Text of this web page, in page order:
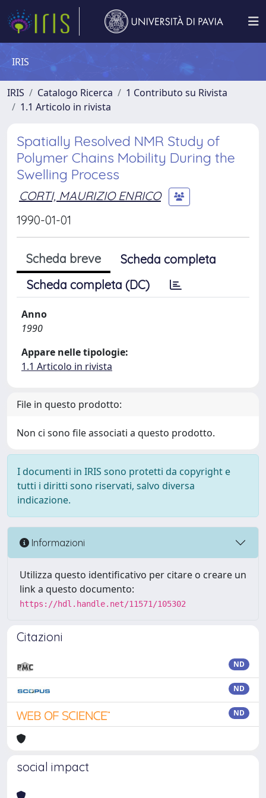
IRIS
IRIS Catalogo Ricerca
1 Contributo su Rivista
1.1 Articolo in rivista
Spatially Resolved NMR Study of
Polymer Chains Mobility During the
Swelling Process
CORTI, MAURIZIO ENRICO
1990-01-01
Scheda breve
Scheda completa
Scheda completa (DC)
Anno
1990
Appare nelle tipologie:
1.1 Articolo in rivista
File in questo prodotto:
Non ci sono file associati a questo prodotto.
I documenti in IRIS sono protetti da copyright e
tutti i diritti sono riservati, salvo diversa
indicazione.
Informazioni
Utilizza questo identificativo per citare o creare un
link a questo documento:
https://hdl.handle.net/11571/105302
Citazioni
ND
ND
ND
social impact